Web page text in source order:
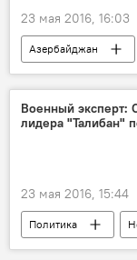
23 мая 2016, 16:03
Азербайджан
Новости
Стамбул
Эскалация
Военный эксперт:
лидера "Талибан"
23 мая 2016, 15:44
Политика
Новости мира